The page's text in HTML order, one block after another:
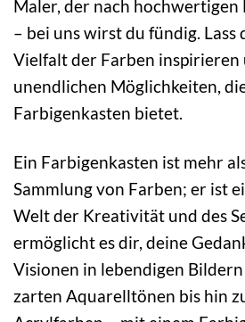
Maler, der nach
– bei uns wirst du fündig. Lass
Vielfalt der Farben inspirieren
unendlichen Möglichkeiten,
Farbigenkasten bietet.
Ein Farbigenkasten ist mehr
Sammlung von Farben; er ist
Welt der Kreativität und des
ermöglicht es dir, deine
Visionen in lebendigen
zarten Aquarelltönen bis hin